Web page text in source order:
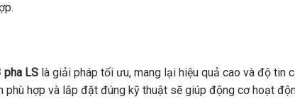
pha LS là giải pháp tối ưu, mang lại hiệu quả cao và độ tin
phù hợp và lắp đặt đúng kỹ thuật sẽ giúp động cơ hoạt